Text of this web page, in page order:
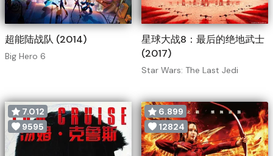
超能陆战队 (2014)
Big Hero 6
星球大战8：最后的绝地武士
(2017)
Star Wars: The Last Jedi
7.012
9595
6.899
12824